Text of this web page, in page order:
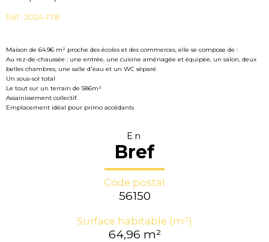
Réf : 2024-178
Maison de 64.96 m² proche des écoles et des commerces, elle se compose de :
Au rez-de-chaussée : une entrée, une cuisine aménagée et équipée, un salon, deux
belles chambres, une salle d'eau et un WC séparé.
Un sous-sol total
Le tout sur un terrain de 586m²
Assainissement collectif.
Emplacement idéal pour primo accédants
En
Bref
Code postal
56150
Surface habitable (m²)
64,96 m²